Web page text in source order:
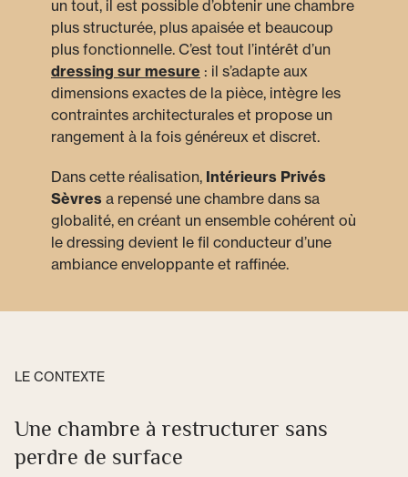
un tout, il est possible d’obtenir une chambre
plus structurée, plus apaisée et beaucoup
plus fonctionnelle. C’est tout l’intérêt d’un
dressing sur mesure : il s’adapte aux
dimensions exactes de la pièce, intègre les
contraintes architecturales et propose un
rangement à la fois généreux et discret.
Dans cette réalisation, Intérieurs Privés
Sèvres a repensé une chambre dans sa
globalité, en créant un ensemble cohérent où
le dressing devient le fil conducteur d’une
ambiance enveloppante et raffinée.
LE CONTEXTE
Une chambre à restructurer sans
perdre de surface